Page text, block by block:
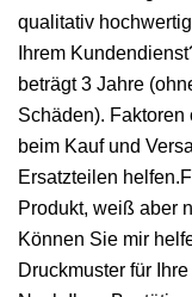
qualitativ
Ihrem
beträgt 3 Jahre
Schäden). Faktoren
beim Kauf und
Ersatzteilen
Produkt, weiß aber
Können Sie mir
Druckmuster für